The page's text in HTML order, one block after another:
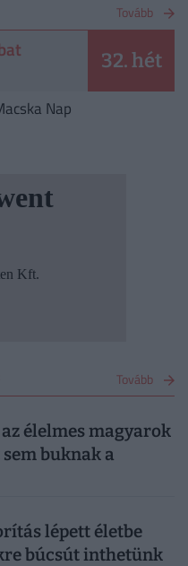
Tovább
32. hét
Nap
Tovább
élelmes magyarok
buknak a
lépett életbe
búcsút inthetünk